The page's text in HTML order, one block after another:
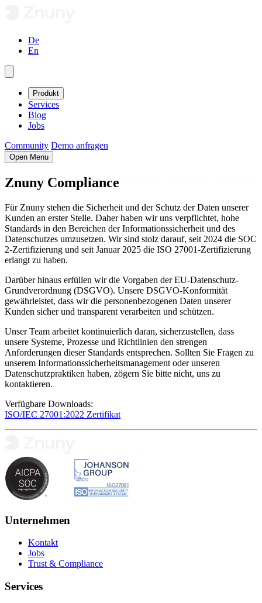
De
En
Produkt
Services
Blog
Jobs
Community Demo anfragen
Open Menu
Znuny Compliance
Für Znuny stehen die Sicherheit und der Schutz der Daten unserer
Kunden an erster Stelle. Daher haben wir uns verpflichtet, hohe
Standards in den Bereichen der Informationssicherheit und des
Datenschutzes umzusetzen. Wir sind stolz darauf, seit 2024 die SOC
2-Zertifizierung und seit Januar 2025 die ISO 27001-Zertifizierung
erlangt zu haben.
Darüber hinaus erfüllen wir die Vorgaben der EU-Datenschutz-
Grundverordnung (DSGVO). Unsere DSGVO-Konformität
gewährleistet, dass wir die personenbezogenen Daten unserer
Kunden sicher und transparent verarbeiten und schützen.
Unser Team arbeitet kontinuierlich daran, sicherzustellen, dass
unsere Systeme, Prozesse und Richtlinien den strengen
Anforderungen dieser Standards entsprechen. Sollten Sie Fragen zu
unserem Informationssicherheitsmanagement oder unseren
Datenschutzpraktiken haben, zögern Sie bitte nicht, uns zu
kontaktieren.
Verfügbare Downloads:
ISO/IEC 27001:2022 Zertifikat
Unternehmen
Kontakt
Jobs
Trust & Compliance
Services